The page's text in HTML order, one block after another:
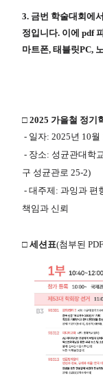
3. 금번 학술대회에
정입니다. 이에 pdf
마트폰, 태블릿PC,
□ 2025 가을철 정기
- 일자: 2025년 10월
- 장소: 성균관대학
구 성균관로 25-2)
- 대주제: 과잉과 편
책임과 신뢰
□ 세션표(첨부된